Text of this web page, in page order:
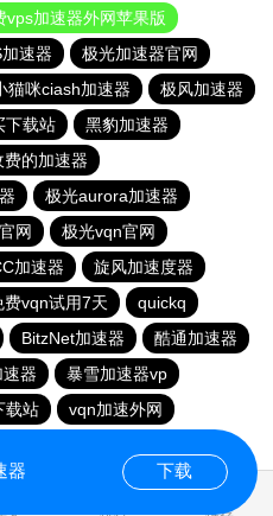
vps加速器外网苹果版
速器
极光加速器官网
猫咪ciash加速器
极风加速器
下载站
黑豹加速器
费的加速器
极光aurora加速器
网
极光vqn官网
加速器
旋风加速度器
费vqn试用7天
quickq
BitzNet加速器
酷通加速器
器
暴雪加速器vp
载站
vqn加速外网
器 下载